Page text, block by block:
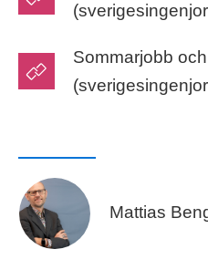
Sommarjobb
Mattias